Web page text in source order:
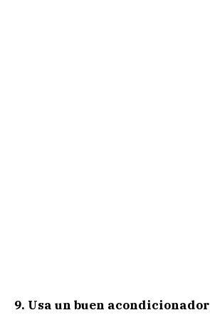
9. Usa un buen acondicionador